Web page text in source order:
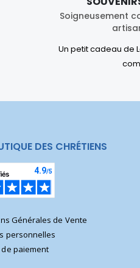
Soigneusement
Un petit cadeau de
DES CHRÉTIENS
Générales de Vente
personnelles
paiement